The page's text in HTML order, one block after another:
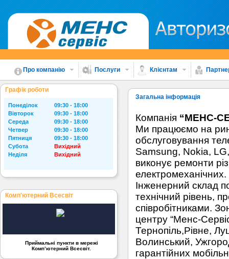
Про компанію Послуги Клієнтам
Графік роботи
Понеділок
09:30 - 18:00
Вівторок
09:30 - 18:00
Середа
09:30 - 18:00
Четвер
09:30 - 18:00
Пятниця
09:30 - 18:00
Субота
Вихідний
Неділя
Вихідний
Комп'ютерний Всесвіт
Приймальні пункти в мережі
Комп’ютерний Всесвіт.
Загальна інформація
Компанія “МЕНС-
Ми працюємо на
обслуговування
Samsung, Nokia,
виконує ремонти
Інженерний склад
технічний рівень,
співробітниками.
центру “Менс-
Тернопіль,Рівне,
Волинський,
гарантійних